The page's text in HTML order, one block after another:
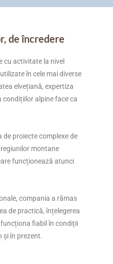
de încredere
cu activitate la nivel
în cele mai diverse
elvețiană, expertiza
condițiilor alpine face ca
de proiecte complexe de
montane
funcționează atunci
compania a rămas
de practică, înțelegerea
fiabil în condiții
și în prezent.